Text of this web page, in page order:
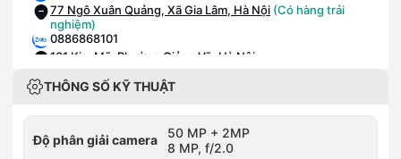
77 Ngô Xuân Quảng, Xã Gia Lâm, Hà Nội (Có hàng trải
nghiệm)
0886868101
101 Kim Mã, Phường Giảng Võ, Hà Nội
418 Xã Đàn, Phường Văn Miếu - Quốc Tử Giám, Hà Nội
89 Tam Trinh, Phường Vĩnh Tuy, Hà Nội
nghiệm)
THÔNG SỐ KỸ THUẬT
Độ phân giải camera
50 MP + 2MP
8 MP, f/2.0